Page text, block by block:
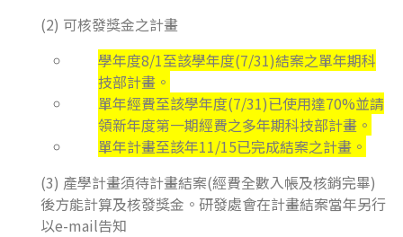
(2) 可核發獎金之計畫
學年度8/1至該學年度(7/31)結案之單年期科
技部計畫。
單年經費至該學年度(7/31)已使用達70%並請
領新年度第一期經費之多年期科技部計畫。
單年計畫至該年11/15已完成結案之計畫。
(3) 產學計畫須待計畫結案(經費全數入帳及核銷完畢)
後方能計算及核發獎金。研發處會在計畫結案當年另行
以e-mail告知